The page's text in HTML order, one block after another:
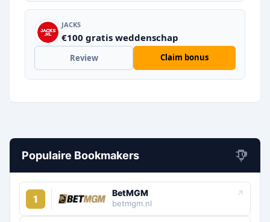
JACKS
€100 gratis weddenschap
Review Claim bonus
Populaire Bookmakers
↗
1 BetMGM
betmgm.nl